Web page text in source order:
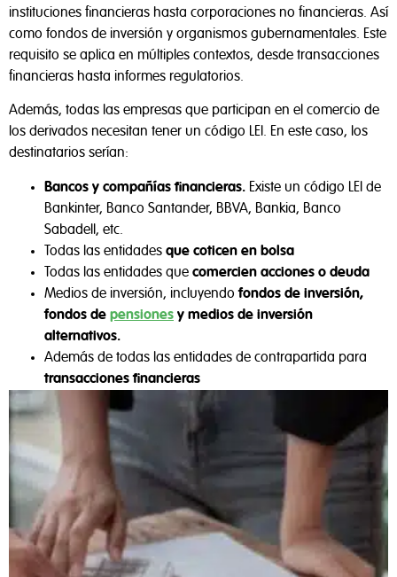
instituciones financieras hasta corporaciones no financieras. Así
como fondos de inversión y organismos gubernamentales. Este
requisito se aplica en múltiples contextos, desde transacciones
financieras hasta informes regulatorios.
Además, todas las empresas que participan en el comercio de
los derivados necesitan tener un código LEI. En este caso, los
destinatarios serían:
Bancos y compañías financieras. Existe un código LEI de
Bankinter, Banco Santander, BBVA, Bankia, Banco
Sabadell, etc.
Todas las entidades que coticen en bolsa
Todas las entidades que comercien acciones o deuda
Medios de inversión, incluyendofondos de inversión,
fondos de pensiones y medios de inversión
alternativos.
Además de todas las entidades de contrapartida para
transacciones financieras